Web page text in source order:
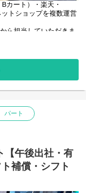
カート）・楽天・
トショップを複数運営
ら担当していただきま
ていけるため、未経
のあるオシャレなオフ
）・バリスタ・冷蔵
に必ず数人の社員も常
て働ける環境です。
パート・アルバイト
のシフト補償もして
ール問合せの対応）
パート
【午後出社・有
補償・シフト